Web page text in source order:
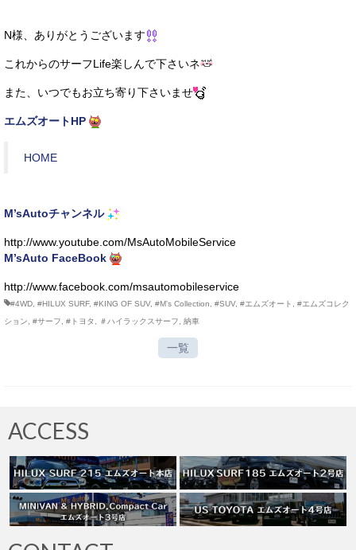
N様、ありがとうございます
これからのサーフLife楽しんで下さいネ
また、いつでもお立ち寄り下さいませ
エムズオートHP
HOME
M’sAutoチャンネル
http://www.youtube.com/MsAutoMobileService
M’sAuto FaceBook
http://www.facebook.com/msautomobileservice
#4WD #HILUX SURF, #KING OF SUV, #M’s Collection #SUV, #エムズオート
#エムズコレク
ション
#サーフ #トヨタ ＃ハイラックスサーフ 納車
一覧
ACCESS